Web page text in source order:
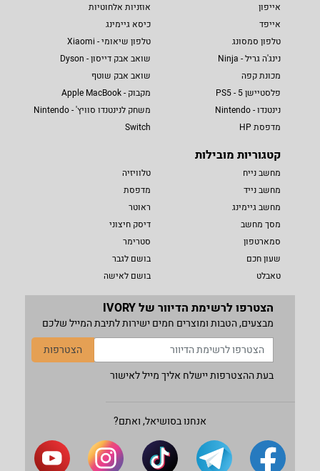
אייפון
אייפד
טלפון סמסונג
נינג'ה גריל - Ninja
מכונת קפה
פלסטיישן 5 - PS5
נינטנדו - Nintendo
מדפסת HP
אוזניות אלחוטיות
כיסא גיימינג
טלפון שיאומי - Xiaomi
שואב אבק דייסון - Dyson
שואב אבק שוטף
מקבוק - Apple MacBook
משחק לנינטנדו סוויץ' - Nintendo
Switch
קטגוריות מובילות
מחשב נייח
מחשב נייד
מחשב גיימינג
מסך מחשב
סמארטפון
שעון חכם
טאבלט
טלוויזיה
מדפסת
ראוטר
דיסק חיצוני
סטרימר
בושם לגבר
בושם לאישה
הצטרפו לרשימת הדיוור של IVORY
מבצעים, הטבות ומוצרים חמים ישירות לתיבת המייל שלכם
הצטרפות
בעת ההצטרפות יישלח אליך מייל לאישור
אנחנו בסושיאל, ואתם?